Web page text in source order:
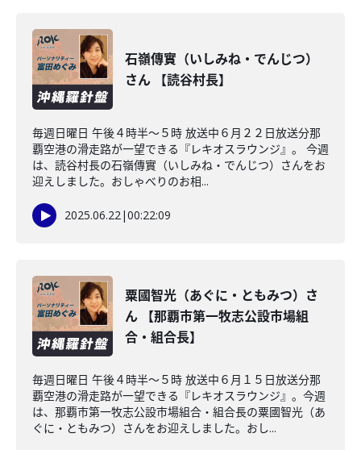
石嶺傳實（いしみね・でんじつ）
さん 【読谷村長】
毎週日曜日 午後４時半～５時 放送中６月２２日放送分那
覇空港の滑走路が一望できる『レキオスラウンジ』。 今週
は、読谷村長の石嶺傳實（いしみね・でんじつ）さんをお
迎えしました。おしゃべりのお相...
2025.06.22|00:22:09
粟國智光（あぐに・ともみつ）さ
ん 【那覇市第一牧志公設市場組
合・組合長】
毎週日曜日 午後４時半～５時 放送中６月１５日放送分那
覇空港の滑走路が一望できる『レキオスラウンジ』。今週
は、那覇市第一牧志公設市場組合・組合長の粟國智光（あ
ぐに・ともみつ）さんをお迎えしました。おし...